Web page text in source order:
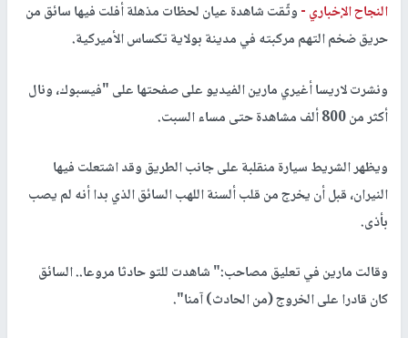
النجاح الإخباري -وثّقت شاهدة عيان لحظات مذهلة أفلت فيها سائق من
حريق ضخم التهم مركبته في مدينة بولاية تكساس الأميركية.
ونشرت لاريسا أغيري مارين الفيديو على صفحتها على "فيسبوك، ونال
أكثر من 800 ألف مشاهدة حتى مساء السبت.
ويظهر الشريط سيارة منقلبة على جانب الطريق وقد اشتعلت فيها
النيران، قبل أن يخرج من قلب ألسنة اللهب السائق الذي بدا أنه لم يصب
بأذى.
وقالت مارين في تعليق مصاحب:" شاهدت للتو حادثا مروعا.. السائق
كان قادرا على الخروج (من الحادث) آمنا".